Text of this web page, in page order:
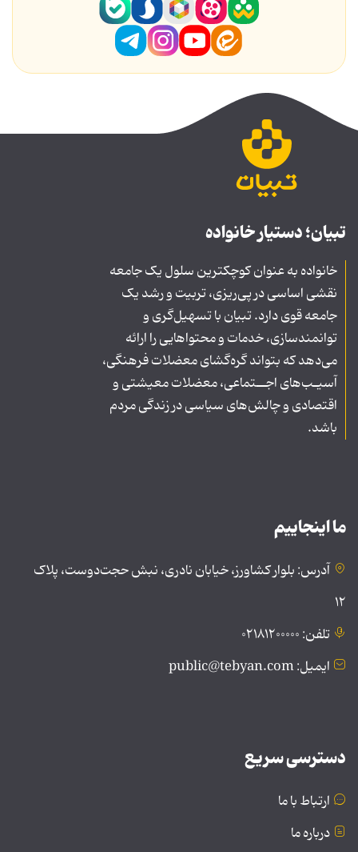
تبیان؛ دستیار خانواده
خانواده به عنوان کوچکترین سلول یک جامعه
نقشی اساسی در پی‌ریزی، تربیت و رشد یک
جامعه قوی دارد. تبیان با تسهیل‌گری و
توانمندسازی، خدمات و محتواهایی را ارائه
می‌دهد که بتواند گره‌گشای معضلات فرهنگی،
آسیـب‌های اجــتماعی، معضلات معیشتی و
اقتصادی و چالش‌های سیاسی در زندگی مردم
باشد.
ما اینجاییم
آدرس: بلوار کشاورز، خیابان نادری، نبش حجت‌دوست، پلاک
۱۲
تلفن: ۰۲۱۸۱۲۰۰۰۰۰
ایمیل: public@tebyan.com
دسترسی سریع
ارتباط با ما
درباره ما